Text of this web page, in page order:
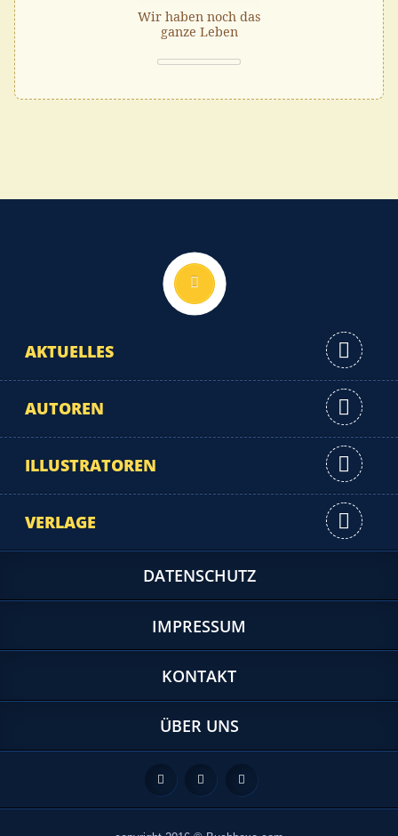
Wir haben noch das
ganze Leben
AKTUELLES
AUTOREN
ILLUSTRATOREN
VERLAGE
DATENSCHUTZ
IMPRESSUM
KONTAKT
ÜBER UNS
Feed